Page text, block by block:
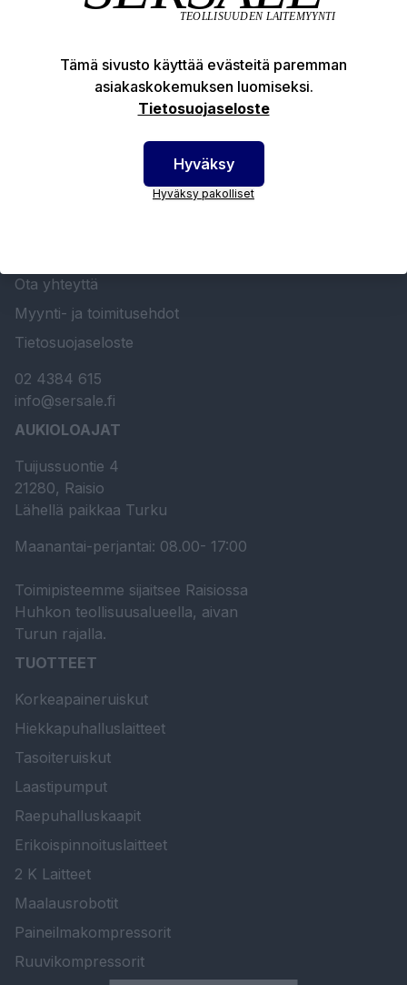
SERSALE OY MAALAUSLAITTEIDEN ERIKOISLIIKE
Ota yhteyttä
Myynti- ja toimitusehdot
Tietosuojaseloste
02 4384 615
info@sersale.fi
AUKIOLOAJAT
Tuijussuontie 4
21280, Raisio
Lähellä paikkaa Turku
Maanantai-perjantai: 08.00- 17:00
Toimipisteemme sijaitsee Raisiossa
Huhkon teollisuusalueella, aivan
Turun rajalla.
TUOTTEET
Korkeapaineruiskut
Hiekkapuhalluslaitteet
Tasoiteruiskut
Laastipumput
Raepuhalluskaapit
Erikoispinnoituslaitteet
2 K Laitteet
Maalausrobotit
Paineilmakompressorit
Ruuvikompressorit
Tämä sivusto käyttää evästeitä paremman
asiakaskokemuksen luomiseksi.
Tietosuojaseloste
Hyväksy
Hyväksy pakolliset